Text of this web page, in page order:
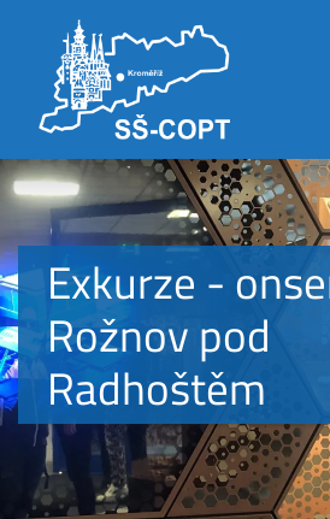
Exkurze -
Rožnov pod
Radhoštěm